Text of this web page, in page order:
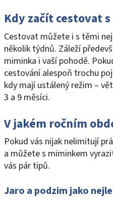
Kdy začít cestovat
Cestovat můžete i s těmi
několik týdnů. Záleží
miminka i vaší pohodě.
cestování alespoň trochu
kdy mají ustálený režim –
3 a 9 měsíci.
V jakém ročním
Pokud vás nijak nelimitují
a můžete s miminkem
vás pár tipů.
Jaro a podzim jako